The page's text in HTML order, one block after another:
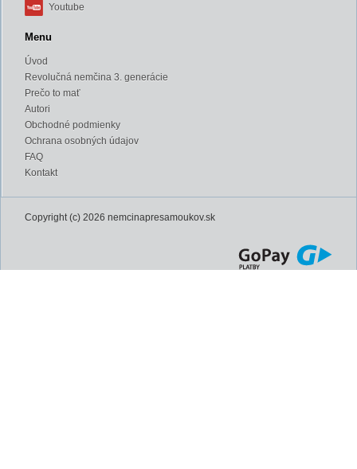
Youtube
Menu
Úvod
Revolučná nemčina 3. generácie
Prečo to mať
Autori
Obchodné podmienky
Ochrana osobných údajov
FAQ
Kontakt
Copyright (c) 2026 nemcinapresamoukov.sk